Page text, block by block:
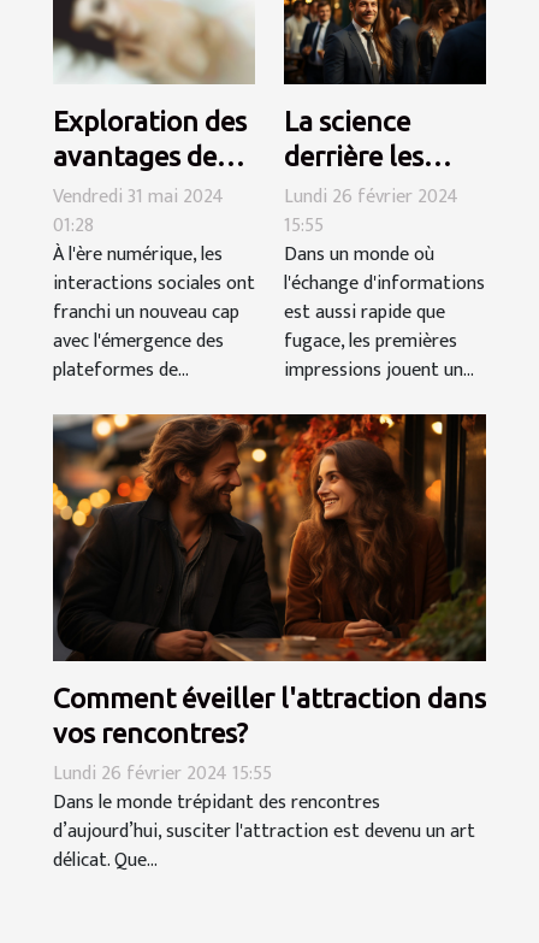
Exploration des
avantages des
discussions en
ligne anonymes
pour des
rencontres
excitantes
Vendredi 31 mai 2024
01:28
À l'ère numérique, les
interactions sociales ont
franchi un nouveau cap
avec l'émergence des
plateformes de...
La science
derrière les
premières
impressions
sensuelles
Lundi 26 février 2024
15:55
Dans un monde où
l'échange d'informations
est aussi rapide que
fugace, les premières
impressions jouent un...
Comment éveiller l'attraction dans
vos rencontres?
Lundi 26 février 2024 15:55
Dans le monde trépidant des rencontres
d’aujourd’hui, susciter l'attraction est devenu un art
délicat. Que...